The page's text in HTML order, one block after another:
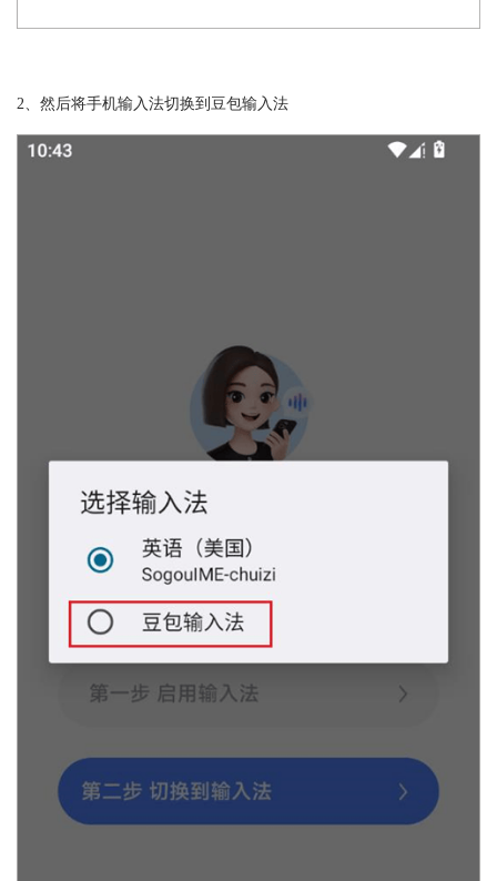
2、然后将手机输入法切换到豆包输入法